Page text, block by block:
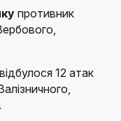
противник
відбулося 12 атак